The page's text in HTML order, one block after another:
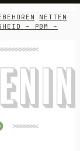
NETTEN
– PBM –